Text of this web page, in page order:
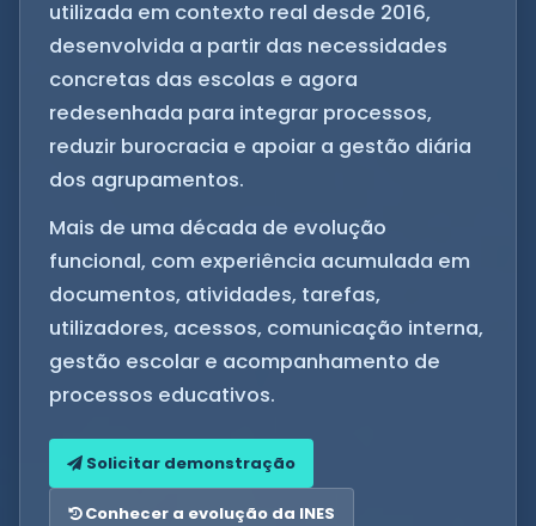
utilizada em contexto real desde 2016,
desenvolvida a partir das necessidades
concretas das escolas e agora
redesenhada para integrar processos,
reduzir burocracia e apoiar a gestão diária
dos agrupamentos.
Mais de uma década de evolução
funcional, com experiência acumulada em
documentos, atividades, tarefas,
utilizadores, acessos, comunicação interna,
gestão escolar e acompanhamento de
processos educativos.
Solicitar demonstração
Conhecer a evolução da INES